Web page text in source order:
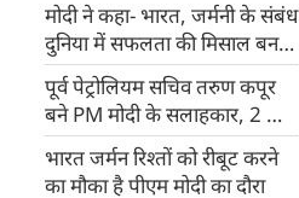
मोदी ने कहा- भारत, जर्मनी के संबंध
दुनिया में सफलता की मिसाल बन
सकते हैं
पूर्व पेट्रोलियम सचिव तरुण कपूर
बने PM मोदी के सलाहकार, 2 साल
के लिए हुई नियुक्ति
भारत जर्मन रिश्तों को रीबूट करने
का मौका है पीएम मोदी का दौरा